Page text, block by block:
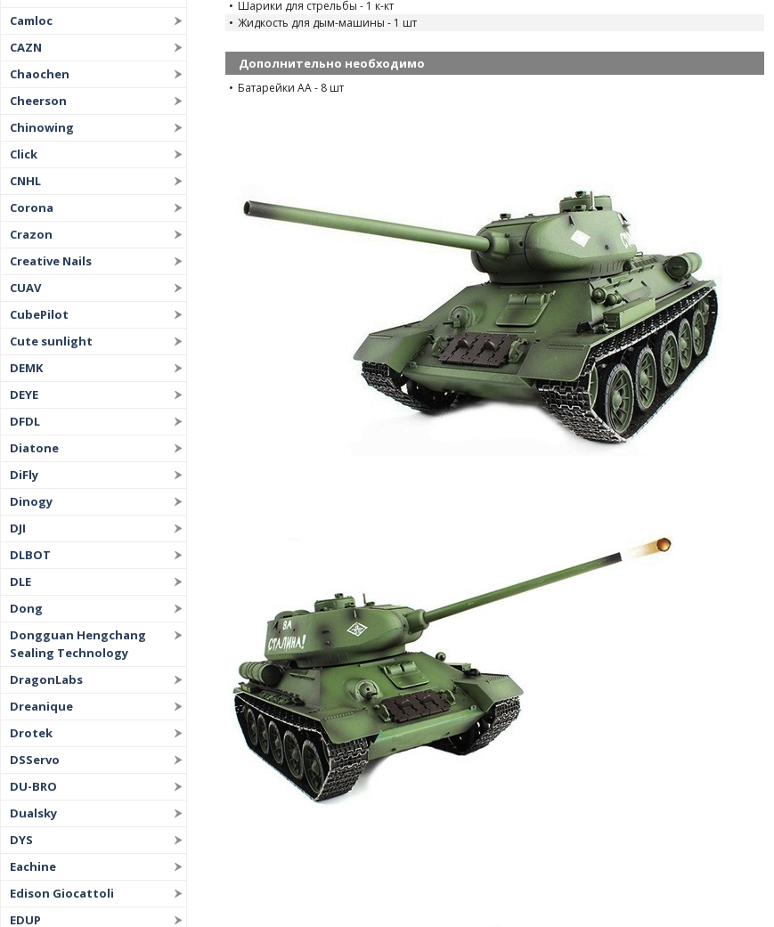
Camloc
CAZN
Chaochen
Cheerson
Chinowing
Click
CNHL
Corona
Crazon
Creative Nails
CUAV
CubePilot
Cute sunlight
DEMK
DEYE
DFDL
Diatone
DiFly
Dinogy
DJI
DLBOT
DLE
Dong
Dongguan Hengchang
Sealing Technology
DragonLabs
Dreanique
Drotek
DSServo
DU-BRO
Dualsky
DYS
Eachine
Edison Giocattoli
EDUP
Шарики для стрельбы - 1 к-кт
Жидкость для дым-машины - 1 шт
Дополнительно необходимо
Батарейки AA - 8 шт